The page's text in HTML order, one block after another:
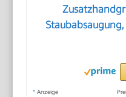
* Anzeige